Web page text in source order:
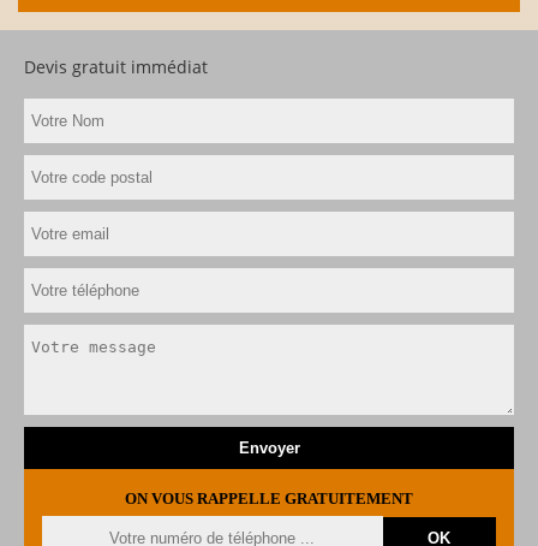
Devis gratuit immédiat
ON VOUS RAPPELLE GRATUITEMENT